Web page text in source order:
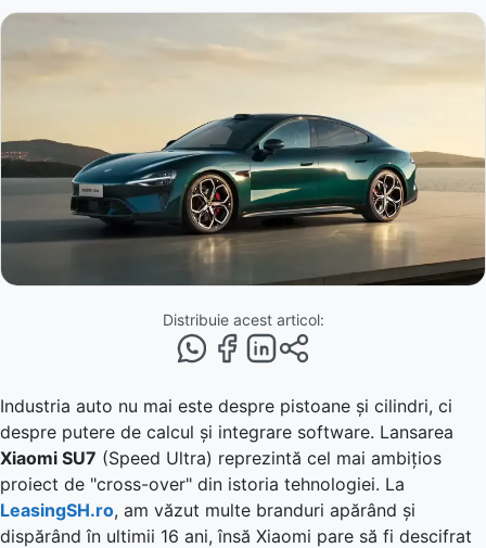
Distribuie acest articol:
Industria auto nu mai este despre pistoane și cilindri, ci
despre putere de calcul și integrare software. Lansarea
Xiaomi SU7 (Speed Ultra) reprezintă cel mai ambițios
proiect de "cross-over" din istoria tehnologiei. La
LeasingSH.ro, am văzut multe branduri apărând și
dispărând în ultimii 16 ani, însă Xiaomi pare să fi descifrat